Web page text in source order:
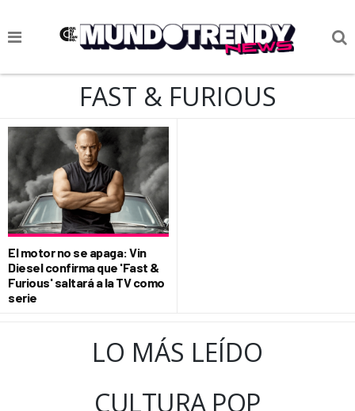
NOTICIAS
CIENCIA Y TECNOLOGÍA
VIDA
SOCIEDAD
CULTURIZANDO.COM
FAST & FURIOUS
El motor no se apaga: Vin
Diesel confirma que 'Fast &
Furious' saltará a la TV como
serie
LO MÁS LEÍDO
CULTURA POP